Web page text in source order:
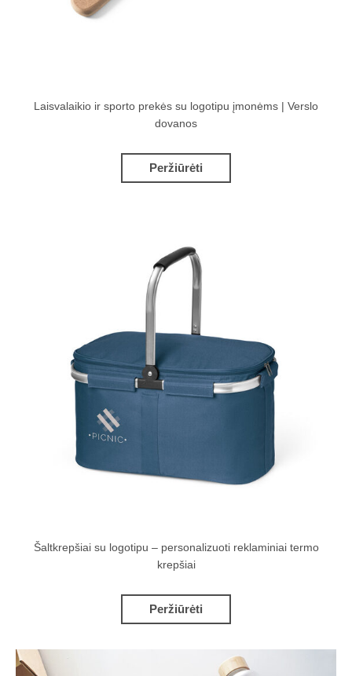
Laisvalaikio ir sporto prekės su logotipu įmonėms | Verslo
dovanos
Peržiūrėti
Šaltkrepšiai su logotipu – personalizuoti reklaminiai termo
krepšiai
Peržiūrėti